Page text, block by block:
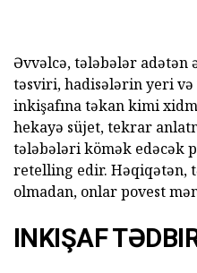
Əvvəlcə, tələbələr
təsviri, hadisələrin yeri və
inkişafına təkan kimi
hekayə süjet, tekrar
tələbələri kömək edəcək
retelling edir. Həqiqətən,
olmadan, onlar povest
INKIŞAF